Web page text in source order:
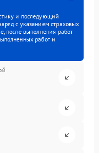
и последующий
с указанием страховых
после выполнения работ
работ и